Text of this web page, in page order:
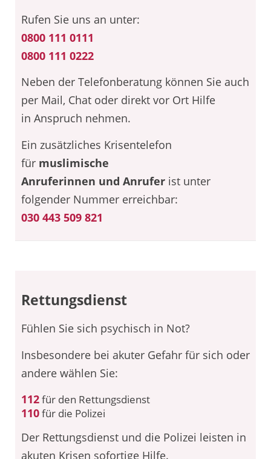
Rufen Sie uns an unter:
0800 111 0111
0800 111 0222
Neben der Telefonberatung können Sie auch
per Mail, Chat oder direkt vor Ort Hilfe
in Anspruch nehmen.
Ein zusätzliches Krisentelefon
für muslimische
Anruferinnen und Anrufer ist unter
folgender Nummer erreichbar:
030 443 509 821
Rettungsdienst
Fühlen Sie sich psychisch in Not?
Insbesondere bei akuter Gefahr für sich oder
andere wählen Sie:
112für den Rettungsdienst
110für die Polizei
Der Rettungsdienst und die Polizei leisten in
akuten Krisen sofortige Hilfe.